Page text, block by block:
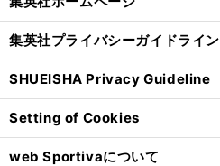
集英社プライバシーガイドライン
SHUEISHA Privacy Guideline
Setting of Cookies
web Sportivaについて